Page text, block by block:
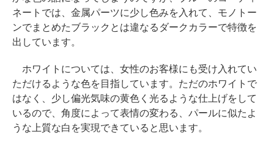
ネートでは、金属パーツに少し色みを入れて、モノトー
ンでまとめたブラックとは違なるダークカラーで特徴を
出しています。
ホワイトについては、女性のお客様にも受け入れてい
ただけるような色を目指しています。ただのホワイトで
はなく、少し偏光気味の黄色く光るような仕上げをして
いるので、角度によって表情の変わる、パールに似たよ
うな上質な白を実現できていると思います。